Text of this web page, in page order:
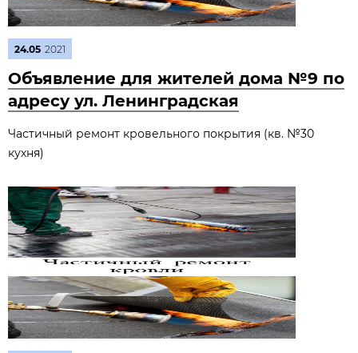
24.05 2021
Объявление для жителей дома №9 по
адресу ул. Ленинградская
Частичный ремонт кровельного покрытия (кв. №30
кухня)